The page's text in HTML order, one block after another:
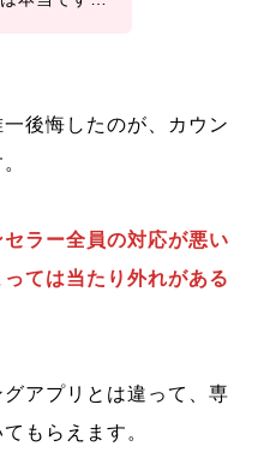
後悔したのが、カウン
ラー全員の対応が悪い
ては当たり外れがある
アプリとは違って、専
もらえます。